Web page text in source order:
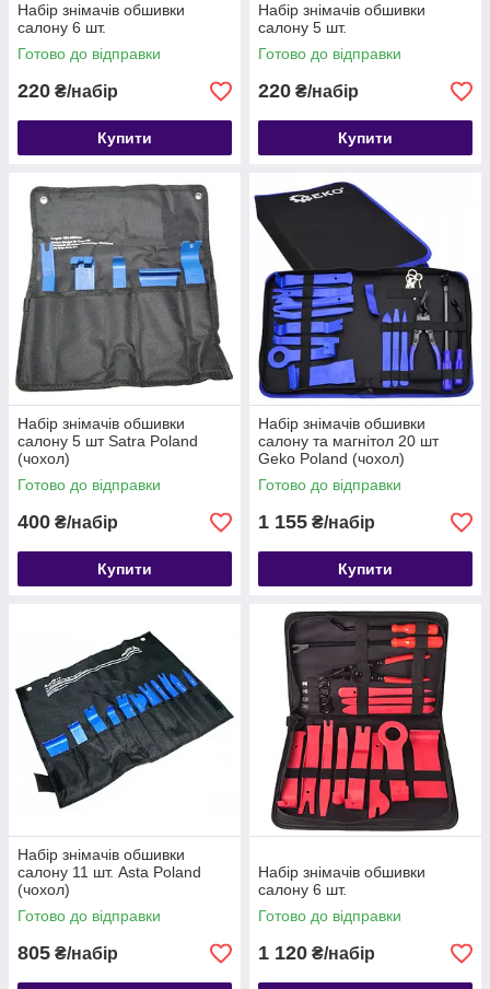
Набір знімачів обшивки
салону 6 шт.
Готово до відправки
220 ₴/набір
Купити
Набір знімачів обшивки
салону 5 шт.
Готово до відправки
220 ₴/набір
Купити
Набір знімачів обшивки
салону 5 шт Satra Poland
(чохол)
Готово до відправки
400 ₴/набір
Купити
Набір знімачів обшивки
салону та магнітол 20 шт
Geko Poland (чохол)
Готово до відправки
1 155 ₴/набір
Купити
Набір знімачів обшивки
салону 11 шт. Asta Poland
(чохол)
Готово до відправки
805 ₴/набір
Набір знімачів обшивки
салону 6 шт.
Готово до відправки
1 120 ₴/набір